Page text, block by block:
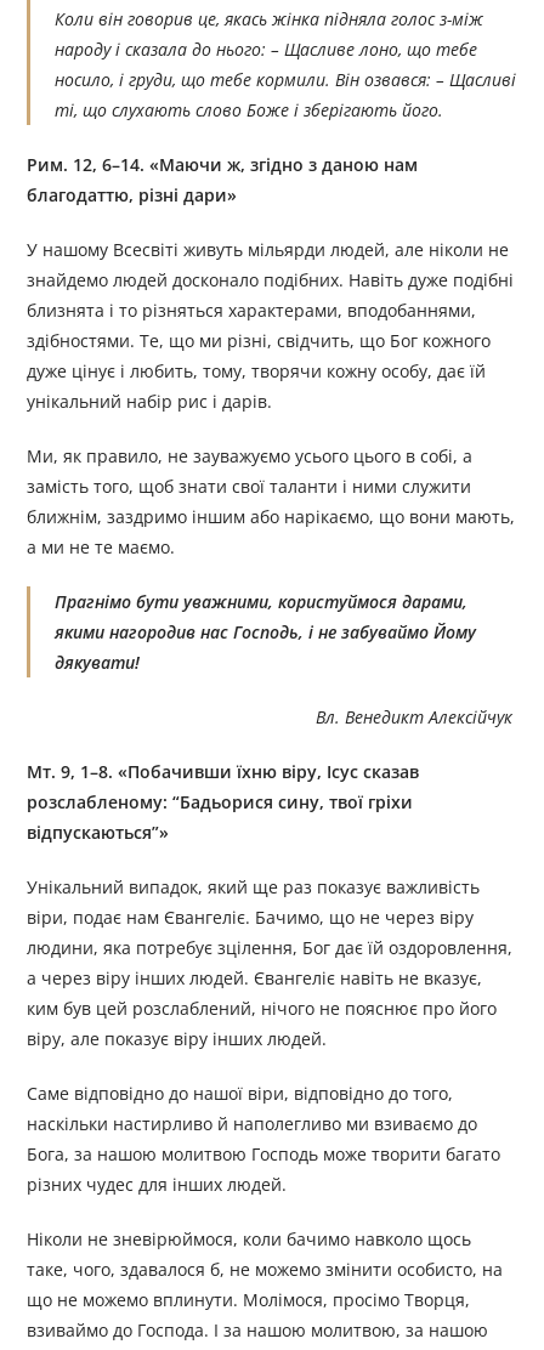
Коли він говорив це, якась жінка підняла голос з-між
народу і сказала до нього: – Щасливе лоно, що тебе
носило, і груди, що тебе кормили. Він озвався: – Щасливі
ті, що слухають слово Боже і зберігають його.
Рим. 12, 6–14. «Маючи ж, згідно з даною нам
благодаттю, різні дари»
У нашому Всесвіті живуть мільярди людей, але ніколи не
знайдемо людей досконало подібних. Навіть дуже подібні
близнята і то різняться характерами, вподобаннями,
здібностями. Те, що ми різні, свідчить, що Бог кожного
дуже цінує і любить, тому, творячи кожну особу, дає їй
унікальний набір рис і дарів.
Ми, як правило, не зауважуємо усього цього в собі, а
замість того, щоб знати свої таланти і ними служити
ближнім, заздримо іншим або нарікаємо, що вони мають,
а ми не те маємо.
Прагнімо бути уважними, користуймося дарами,
якими нагородив нас Господь, і не забуваймо Йому
дякувати!
Вл. Венедикт Алексійчук
Мт. 9, 1–8. «Побачивши їхню віру, Ісус сказав
розслабленому: “Бадьорися сину, твої гріхи
відпускаються”»
Унікальний випадок, який ще раз показує важливість
віри, подає нам Євангеліє. Бачимо, що не через віру
людини, яка потребує зцілення, Бог дає їй оздоровлення,
а через віру інших людей. Євангеліє навіть не вказує,
ким був цей розслаблений, нічого не пояснює про його
віру, але показує віру інших людей.
Саме відповідно до нашої віри, відповідно до того,
наскільки настирливо й наполегливо ми взиваємо до
Бога, за нашою молитвою Господь може творити багато
різних чудес для інших людей.
Ніколи не зневірюймося, коли бачимо навколо щось
таке, чого, здавалося б, не можемо змінити особисто, на
що не можемо вплинути. Молімося, просімо Творця,
взиваймо до Господа. І за нашою молитвою, за нашою